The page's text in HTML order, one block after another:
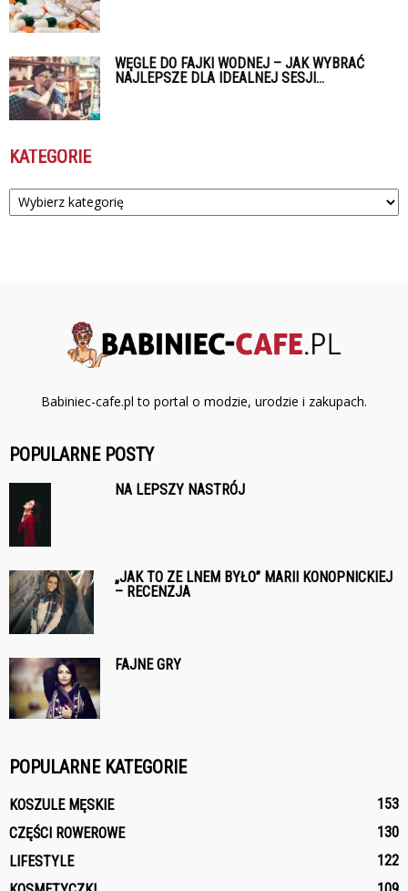
WĘGLE DO FAJKI WODNEJ – JAK WYBRAĆ
NAJLEPSZE DLA IDEALNEJ SESJI...
KATEGORIE
Kategorie
Babiniec-cafe.pl to portal o modzie, urodzie i zakupach.
POPULARNE POSTY
NA LEPSZY NASTRÓJ
„JAK TO ZE LNEM BYŁO” MARII KONOPNICKIEJ
– RECENZJA
FAJNE GRY
POPULARNE KATEGORIE
KOSZULE MĘSKIE
153
CZĘŚCI ROWEROWE
130
LIFESTYLE
122